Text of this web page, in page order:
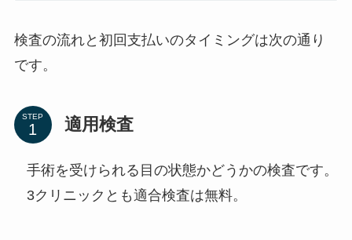
検査の流れと初回支払いのタイミングは次の通り
です。
STEP 適用検査
手術を受けられる目の状態かどうかの検査です。
3クリニックとも適合検査は無料。